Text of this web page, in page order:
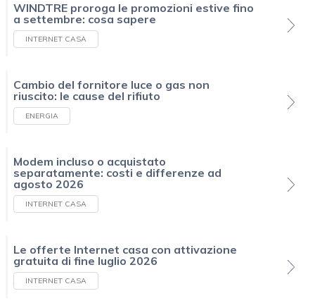
WINDTRE proroga le promozioni estive fino
a settembre: cosa sapere
INTERNET CASA
Cambio del fornitore luce o gas non
riuscito: le cause del rifiuto
ENERGIA
Modem incluso o acquistato
separatamente: costi e differenze ad
agosto 2026
INTERNET CASA
Le offerte Internet casa con attivazione
gratuita di fine luglio 2026
INTERNET CASA